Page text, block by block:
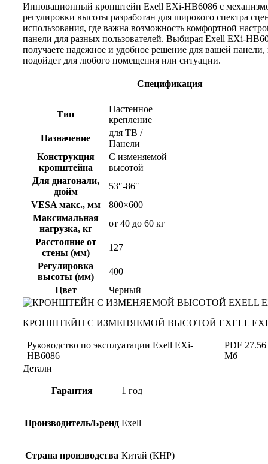
Инновационный кронштейн Exell EXi-HB6086 с
регулировки высоты разработан для широкого спектра
использования, где важна возможность комфортной
панели для разных пользователей. Выбирая Exell EXi-
получаете надежное и удобное решение для вашей панели,
подойдет для любого помещения или ситуации.
Спецификация
Тип
Настенное
крепление
Назначение
для ТВ /
Панели
Конструкция
кронштейна
C изменяемой
высотой
Для диагонали,
дюйм
53″-86″
VESA макс., мм
800×600
Максимальная
нагрузка, кг
от 40 до 60 кг
Расстояние от
стены (мм)
127
Регулировка
высоты (мм)
400
Цвет
Черный
КРОНШТЕЙН С ИЗМЕНЯЕМОЙ ВЫСОТОЙ EXELL EXI-
Руководство по эксплуатации Exell EXi-
HB6086
PDF 27.56
Мб
Детали
Гарантия 1 год
Производитель/Бренд Exell
Страна производства Китай (КНР)